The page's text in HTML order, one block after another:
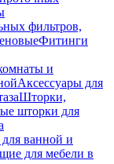
фильтров,
Фитинги
и
Аксессуары для
Шторки,
шторки для
ванной и
для мебели в